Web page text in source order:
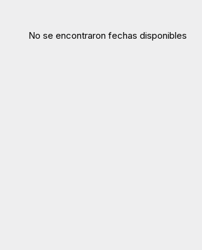
No se encontraron fechas disponibles